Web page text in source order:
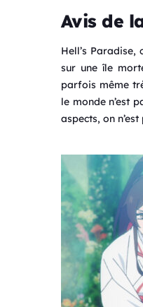
Avis de
Hell’s
sur une île
parfois même
le monde n’est
aspects, on